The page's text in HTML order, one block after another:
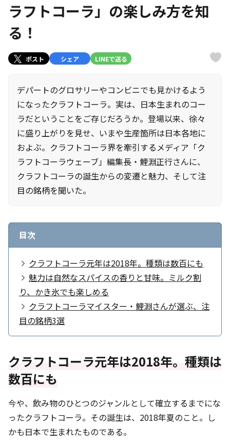
ラフトコーラ」の楽しみ方を知
る！
ポスト シェア LINEで送る
デパートのグロサリーやコンビニでも見かけるよう
になったクラフトコーラ。実は、日本生まれのコー
ラだということをご存じだろうか。登場以来、徐々
に盛り上がりを見せ、いまや生産箇所は日本各地に
およぶ。クラフトコーラ界を牽引するメディア「ク
ラフトコーラウェーブ」編集長・鯉淵正行さんに、
クラフトコーラの誕生からの変遷と魅力、そして注
目の銘柄を聞いた。
目次
クラフトコーラ元年は2018年。種類は数百にも
魅力は自然なスパイスの香りと甘味。ミルク割
り、かき氷でも楽しめる
クラフトコーラマイスター・鯉淵さんが選ぶ、注
目の銘柄3選
クラフトコーラ元年は2018年。種類は
数百にも
今や、飲み物のひとつのジャンルとして確立するまでにな
ったクラフトコーラ。その誕生は、2018年夏のこと。し
かも日本で生まれたものである。